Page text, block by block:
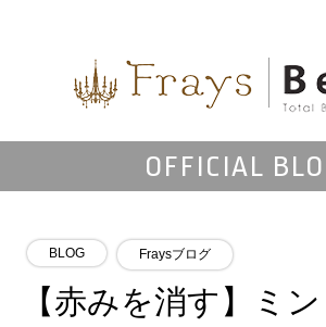
OFFICIAL
BLOG Fraysブログ
【赤みを消す】ミ